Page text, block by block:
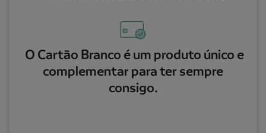
O Cartão Branco é um produto único e
complementar para ter sempre
consigo.